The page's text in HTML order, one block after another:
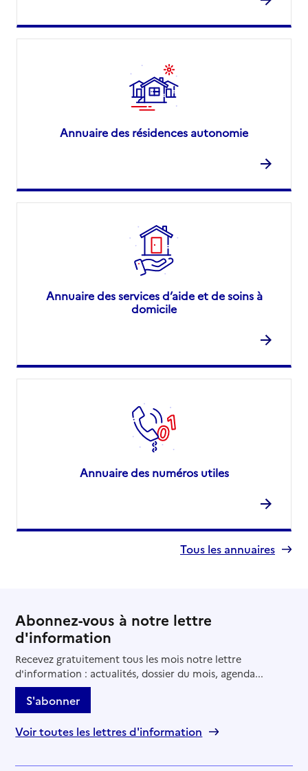
Annuaire des résidences autonomie
Annuaire des services d’aide et de soins à
domicile
Annuaire des numéros utiles
Tous les annuaires
Abonnez-vous à notre lettre
d'information
Recevez gratuitement tous les mois notre lettre
d'information : actualités, dossier du mois, agenda...
S'abonner
Voir toutes les lettres d'information